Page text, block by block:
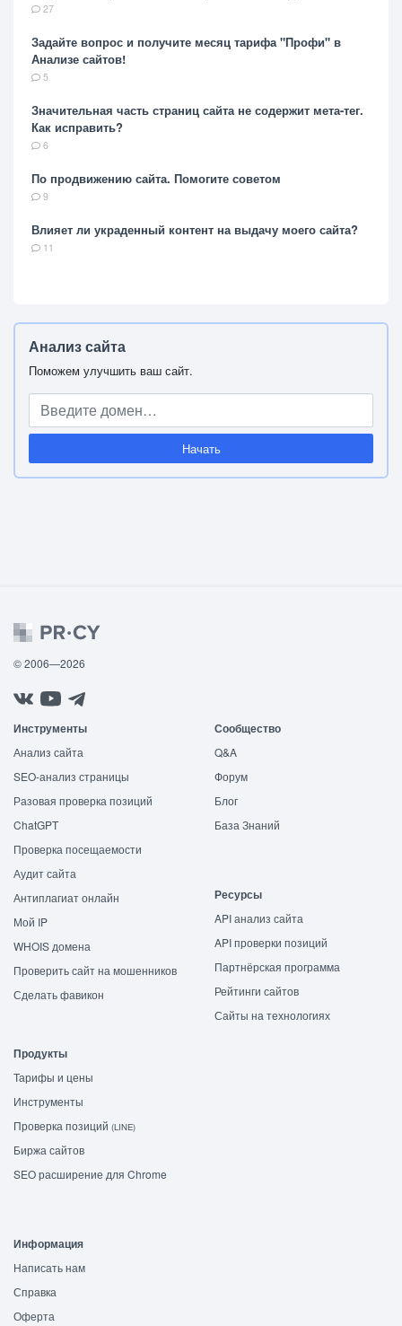
27
Задайте вопрос и получите месяц тарифа "Профи" в
Анализе сайтов!
5
Значительная часть страниц сайта не содержит мета-тег.
Как исправить?
6
По продвижению сайта. Помогите советом
9
Влияет ли украденный контент на выдачу моего сайта?
11
Анализ сайта
Поможем улучшить ваш сайт.
Начать
© 2006—2026
Инструменты
Анализ сайта
SEO-анализ страницы
Разовая проверка позиций
ChatGPT
Проверка посещаемости
Аудит сайта
Антиплагиат онлайн
Мой IP
WHOIS домена
Проверить сайт на мошенников
Сделать фавикон
Сообщество
Q&A
Форум
Блог
База Знаний
Ресурсы
API анализ сайта
API проверки позиций
Партнёрская программа
Рейтинги сайтов
Сайты на технологиях
Продукты
Тарифы и цены
Инструменты
Проверка позиций (LINE)
Биржа сайтов
SEO расширение для Chrome
Информация
Написать нам
Справка
Оферта